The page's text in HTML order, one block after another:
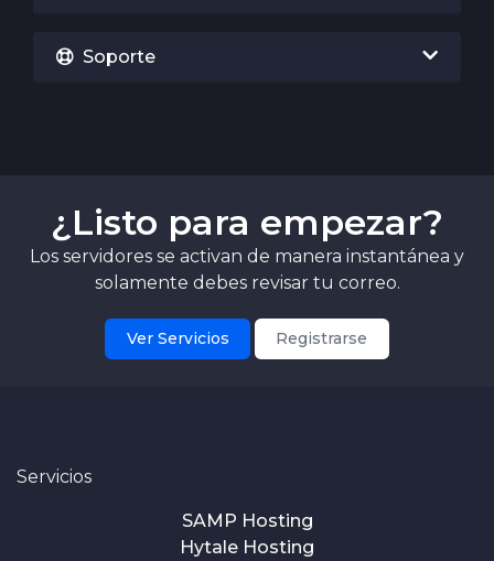
Soporte
¿Listo para empezar?
Los servidores se activan de manera instantánea y
solamente debes revisar tu correo.
Ver Servicios Registrarse
Servicios
SAMP Hosting
Hytale Hosting